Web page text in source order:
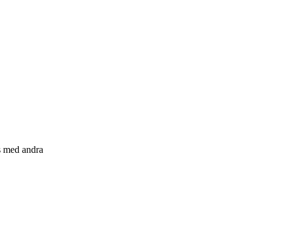
andra